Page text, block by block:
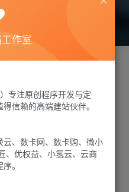
作室
专注原创程序开发与定
信赖的高端建站伙伴。
、数卡网、数卡购、微小
、优权益、小氢云、云商
。